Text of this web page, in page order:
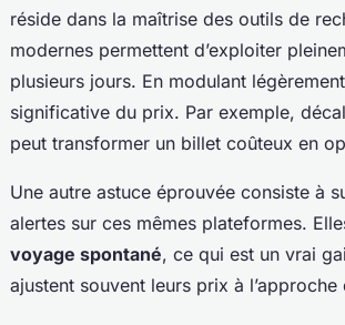
réside dans la maîtrise des outils de
modernes permettent d’exploiter
plusieurs jours. En modulant
significative du prix. Par exemple,
peut transformer un billet coûteux en
Une autre astuce éprouvée consiste à
alertes sur ces mêmes plateformes.
voyage spontané, ce qui est un vrai
ajustent souvent leurs prix à